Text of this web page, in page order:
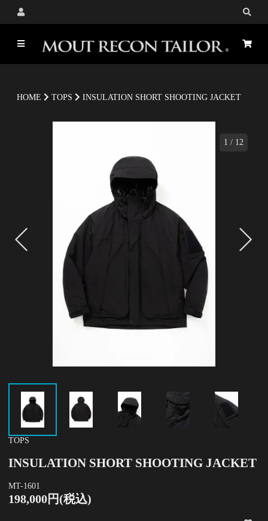
HOME TOPS INSULATION SHORT SHOOTING JACKET
1 / 12
TOPS
INSULATION SHORT SHOOTING JACKET
MT-1601
198,000円(税込)